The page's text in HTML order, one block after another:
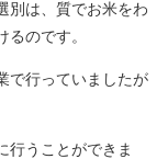
別は、質でお米をわ
るのです。
で行っていましたが
行うことができま